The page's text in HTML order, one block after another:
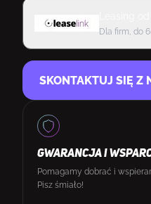
Dla firm, do
SKONTAKTUJ SIĘ Z
GWARANCJA I
Pomagamy dobrać i
Pisz śmiało!